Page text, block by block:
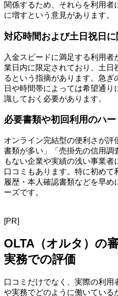
関係するため、それらを利用者
に増すという意見があります。
対応時間および土日祝日
入金スピードに満足する利用
業日内に限定されており、土日
るという指摘があります。急
日や時間帯によっては希望通
識しておく必要があります。
必要書類や初回利用のハ
オンライン完結型の便利さが
書類が多い」「売掛先の信用調
もない企業や実績の浅い事業者
口コミもあります。特に初めて
履歴・本人確認書類などを早め
ーズです。
[PR]
OLTA（オルタ）の
実務での評価
口コミだけでなく、実際の利
や実務でどのように働いている